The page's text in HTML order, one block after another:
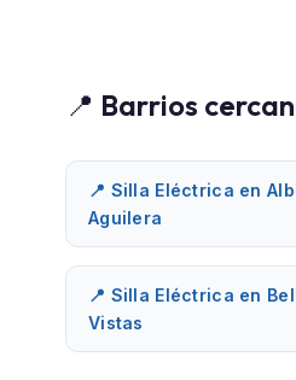
📍 Barrios
📍 Silla Eléctrica en
Aguilera
📍 Silla Eléctrica en
Vistas